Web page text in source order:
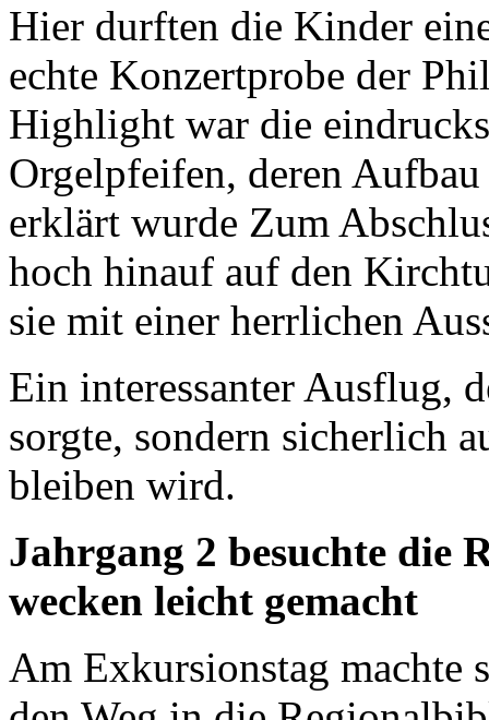
Hier durften die Kinder
echte Konzertprobe der
Highlight war die
Orgelpfeifen, deren
erklärt wurde Zum
hoch hinauf auf den
sie mit einer herrlichen
Ein interessanter Ausflug,
sorgte, sondern sicherlich
bleiben wird.
Jahrgang 2 besuchte die
wecken leicht gemacht
Am Exkursionstag machte